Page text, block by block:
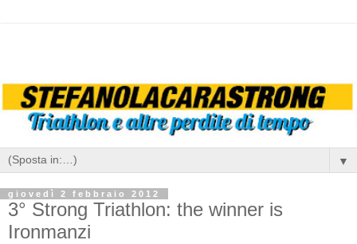
▼
giovedì 2 febbraio 2012
3° Strong Triathlon: the winner is
Ironmanzi